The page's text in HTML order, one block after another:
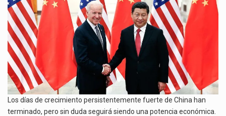
Los días de crecimiento persistentemente fuerte de China han
terminado, pero sin duda seguirá siendo una potencia económica.